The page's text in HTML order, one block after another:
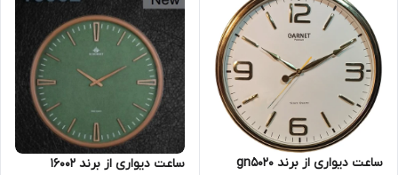
ساعت دیواری از برند gn5020 ساعت دیواری از برند 16002